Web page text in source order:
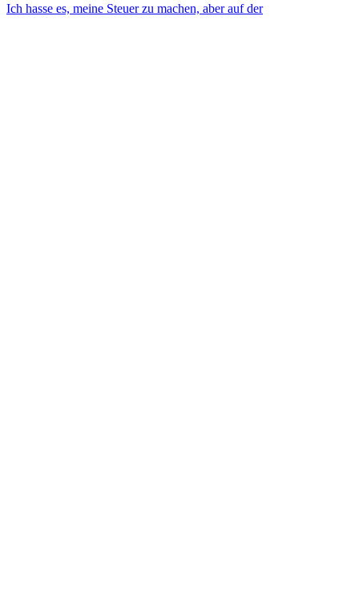
Ich hasse es, meine Steuer zu machen, aber auf der